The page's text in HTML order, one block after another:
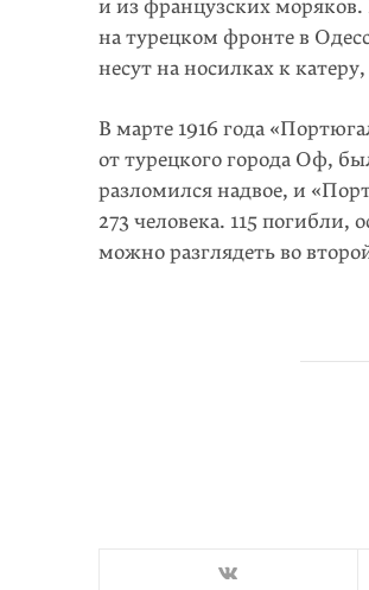
и из французских
на турецком фронте в
несут на носилках к
В марте 1916 года
от турецкого города Оф,
разломился надвое, и
273 человека. 115
можно разглядеть во